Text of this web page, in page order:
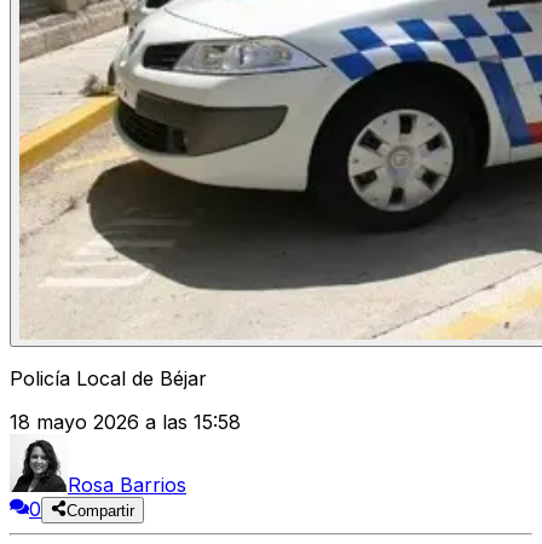
Policía Local de Béjar
18 mayo 2026 a las 15:58
Rosa Barrios
0
Compartir